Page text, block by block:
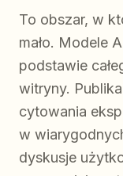
To obszar, w
mało. Modele
podstawie
witryny.
cytowania
w
dyskusje